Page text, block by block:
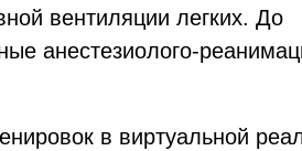
вентиляции легких. До
анестезиолого-
в виртуальной